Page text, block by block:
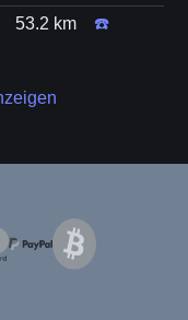
53.2 km ☎️